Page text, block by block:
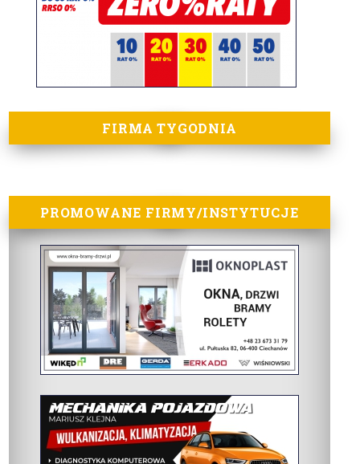
FIRMA TYGODNIA
PROMOWANE FIRMY/INSTYTUCJE